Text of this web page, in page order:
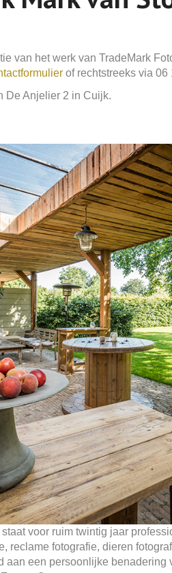
van het werk van TradeMark
of rechtstreeks via 06
De Anjelier 2 in Cuijk.
voor ruim twintig jaar
reclame fotografie, dieren
aan een persoonlijke benadering